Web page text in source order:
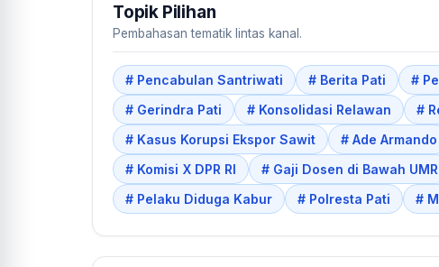
Topik Pilihan
Pembahasan tematik lintas kanal.
# Pencabulan Santriwati # Berita Pati #
# Gerindra Pati
# Konsolidasi Relawan #
# Kasus Korupsi Ekspor Sawit
# Ade Armando
# Komisi X DPR RI
# Gaji Dosen di Bawah UMR
# Pelaku Diduga Kabur
# Polresta Pati #